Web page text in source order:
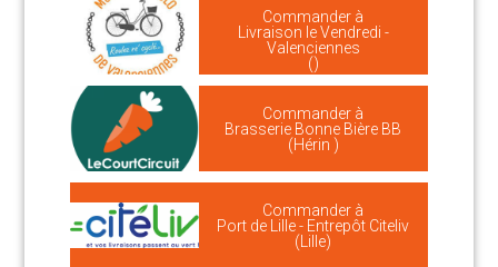
Commander à
Livraison le Vendredi -
Valenciennes
()
Commander à
Brasserie Bonne Bière BB
(Hérin )
Commander à
Port de Lille - Entrepôt Citeliv
(Lille)